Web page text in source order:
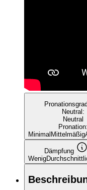
Pronationsgrad
Neutral:
Neutral
Pronation:
Minimal Mittelmäßig
Dämpfung
Wenig